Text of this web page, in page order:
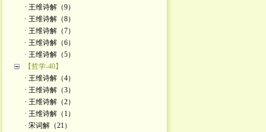
· 王维诗解（9）
· 王维诗解（8）
· 王维诗解（7）
· 王维诗解（6）
· 王维诗解（5）
【哲学-40】
· 王维诗解（4）
· 王维诗解（3）
· 王维诗解（2）
· 王维诗解（1）
· 宋词解（21）